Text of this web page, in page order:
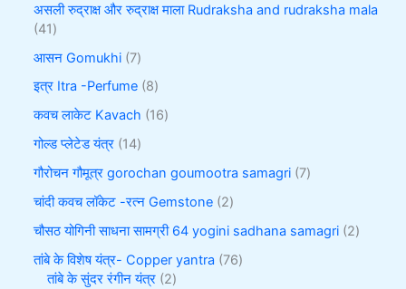
असली रुद्राक्ष और रुद्राक्ष माला Rudraksha and rudraksha mala
41
आसन Gomukhi 7
इत्र Itra -Perfume 8
कवच लाकेट Kavach 16
गोल्ड प्लेटेड यंत्र 14
गौरोचन गौमूत्र gorochan goumootra samagri 7
चांदी कवच लॉकेट -रत्न Gemstone 2
चौसठ योगिनी साधना सामग्री 64 yogini sadhana samagri 2
तांबे के विशेष यंत्र- Copper yantra 76
तांबे के सुंदर रंगीन यंत्र 2